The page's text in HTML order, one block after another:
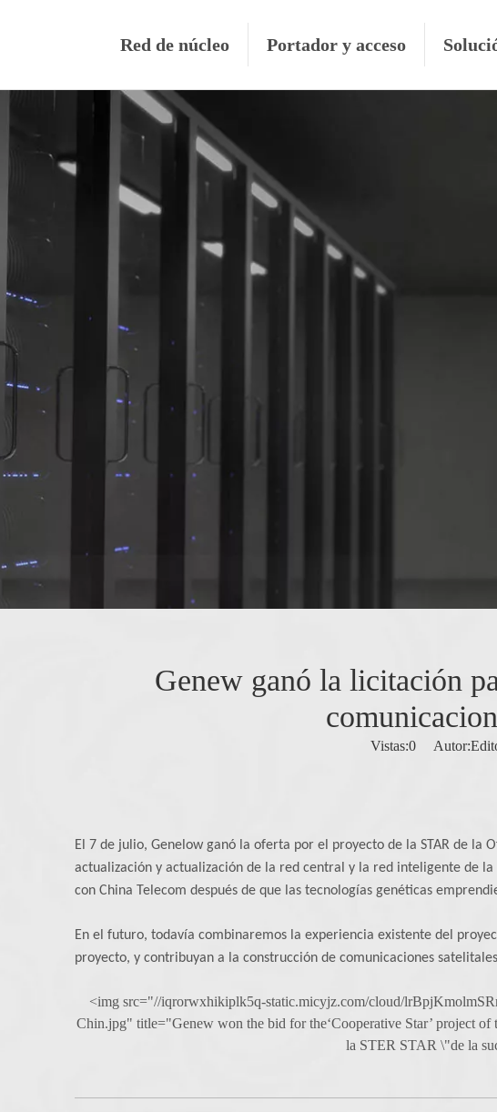
Red de núcleo Portador y acceso
Genew ganó la licitación
Vistas:0
El 7 de julio, Genelow ganó la oferta por el proyecto de la STAR de la
actualización y actualización de la red central y la red inteligente de
con China Telecom después de que las tecnologías genéticas
En el futuro, todavía combinaremos la experiencia existente del
proyecto, y contribuyan a la construcción de comunicaciones
<img src="//iqrorwxhikiplk5q-static.micyjz.com/cloud/
Chin.jpg" title="Genew won the bid for the‘Cooperative Star’ project
la STER STAR \"de la